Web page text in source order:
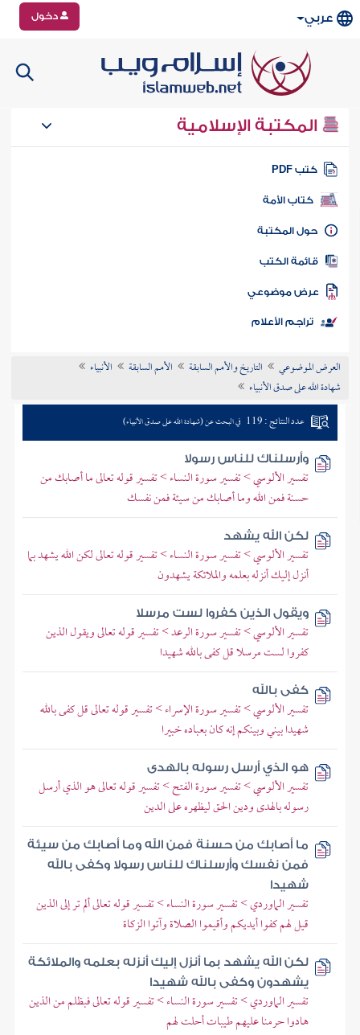
عربي دخول
المكتبة الإسلامية
كتب PDF
كتاب الأمة
المكتبة
الكتب
موضوعي
تراجم الأعلام
العرض الموضوعي التاريخ والأمم السابقة الأمم السابقة
الأنبياء
شهادة الله على صدق الأنبياء
عدد النتائج : 119 في البحث عن (شهادة الله على صدق الأنبياء)
وأرسلناك للناس رسولا
تفسير الألوسي > تفسير سورة النساء > تفسير قوله تعالى ما أصابك من
حسنة فمن الله وما أصابك من سيئة فمن نفسك
لكن الله يشهد
تفسير الألوسي > تفسير سورة النساء > تفسير قوله تعالى لكن الله يشهد بما
أنزل إليك أنزله بعلمه والملائكة يشهدون
ويقول الذين كفروا لست مرسلا
تفسير الألوسي > تفسير سورة الرعد > تفسير قوله تعالى ويقول الذين
كفروا لست مرسلا قل كفى بالله شهيدا
كفى بالله
تفسير الألوسي > تفسير سورة الإسراء > تفسير قوله تعالى قل كفى بالله
شهيدا بيني وبينكم إنه كان بعباده خبيرا
هو الذي أرسل رسوله بالهدى
تفسير الألوسي > تفسير سورة الفتح > تفسير قوله تعالى هو الذي أرسل
رسوله بالهدى ودين الحق ليظهره على الدين
ما أصابك من حسنة فمن الله وما أصابك من سيئة
فمن نفسك وأرسلناك للناس رسولا وكفى بالله
شهيدا
تفسير الماوردي > تفسير سورة النساء > تفسير قوله تعالى ألم تر إلى الذين
قيل لهم كفوا أيديكم وأقيموا الصلاة وآتوا الزكاة
لكن الله يشهد بما أنزل إليك أنزله بعلمه والملائكة
يشهدون وكفى بالله شهيدا
تفسير الماوردي > تفسير سورة النساء > تفسير قوله تعالى فبظلم من الذين
هادوا حرمنا عليهم طيبات أحلت لهم